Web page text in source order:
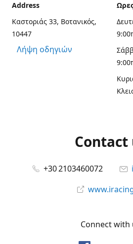
Address
Καστοριάς 33, Βοτανικός,
10447
Λήψη οδηγιών
Contact
+30 2103460072
Connect with